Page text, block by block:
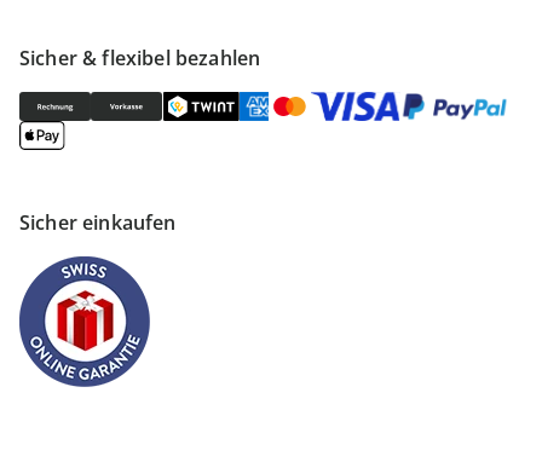
Sicher & flexibel bezahlen
Sicher einkaufen